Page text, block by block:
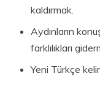
kaldırmak.
Aydınların
farklılıkları
Yeni Türkçe